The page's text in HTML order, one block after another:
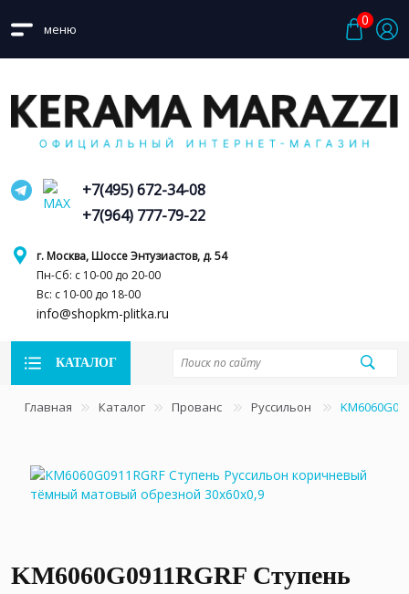
меню
0
г. Москва, Шоссе Энтузиастов, д. 54
Пн-Сб: с 10-00 до 20-00
Вс: с 10-00 до 18-00
info@shopkm-plitka.ru
+7(495) 672-34-08
+7(964) 777-79-22
КАТАЛОГ
Главная Каталог Прованс Руссильон
KM6060G0911RGRF Ступень